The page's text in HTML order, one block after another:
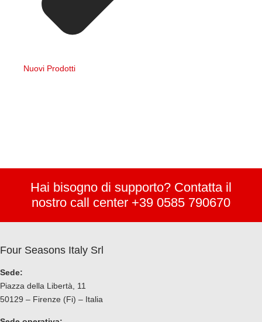
Nuovi Prodotti
Hai bisogno di supporto? Contatta il
nostro call center +39 0585 790670
Four Seasons Italy Srl
Sede:
Piazza della Libertà, 11
50129 – Firenze (Fi) – Italia